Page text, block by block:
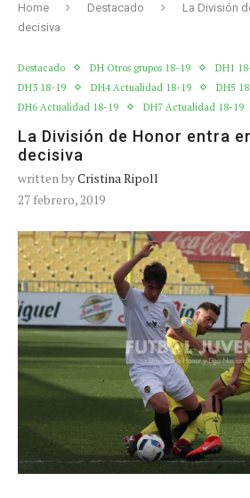
Home Destacado
La División
decisiva
Destacado DH Otros grupos 18-19 DH1
DH3 18-19
DH4 Actualidad 18-19
DH5
DH6 Actualidad 18-19
DH7 Actualidad 18-19
La División de Honor entra
decisiva
written byCristina Ripoll
27 febrero, 2019